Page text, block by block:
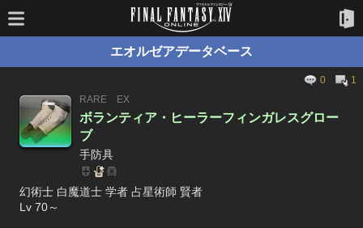
エオルゼアデータベース
0
1
RARE
EX
ボランティア・ヒーラーフィンガレスグロー
ブ
手防具
幻術士 白魔道士 学者 占星術師 賢者
Lv 70～